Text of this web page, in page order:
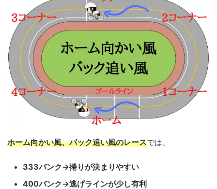
ホーム向かい風、バック追い風のレースでは、
333バンク→捲りが決まりやすい
400バンク→逃げラインが少し有利